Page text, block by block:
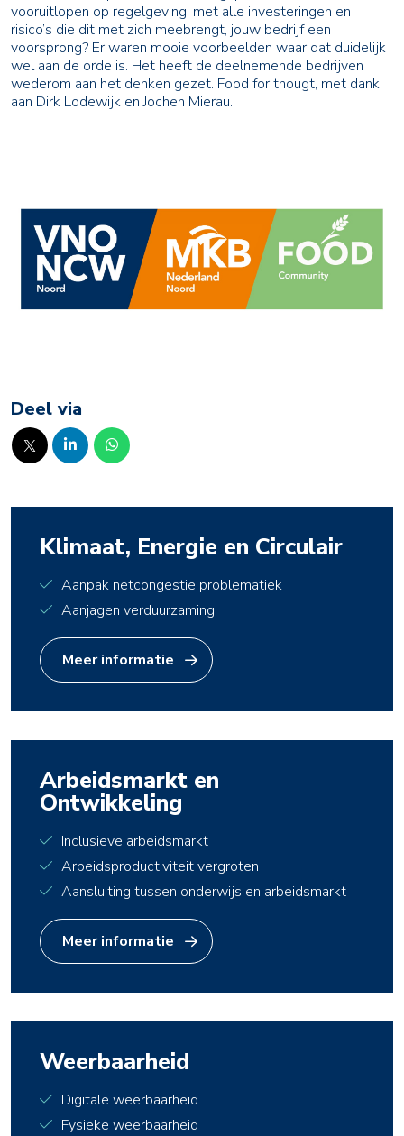
vooruitlopen op regelgeving, met alle investeringen en
risico’s die dit met zich meebrengt, jouw bedrijf een
voorsprong? Er waren mooie voorbeelden waar dat duidelijk
wel aan de orde is. Het heeft de deelnemende bedrijven
wederom aan het denken gezet. Food for thougt, met dank
aan Dirk Lodewijk en Jochen Mierau.
Deel via
Klimaat, Energie en Circulair
Aanpak netcongestie problematiek
Aanjagen verduurzaming
Meer informatie
Arbeidsmarkt en
Ontwikkeling
Inclusieve arbeidsmarkt
Arbeidsproductiviteit vergroten
Aansluiting tussen onderwijs en arbeidsmarkt
Meer informatie
Weerbaarheid
Digitale weerbaarheid
Fysieke weerbaarheid